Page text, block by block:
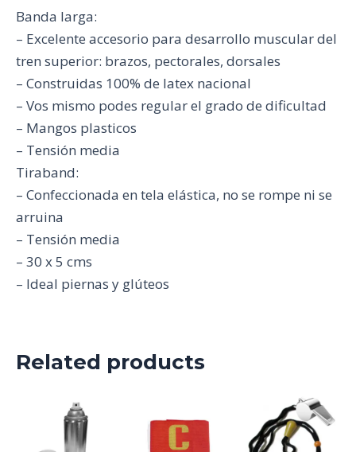
Banda larga:
– Excelente accesorio para desarrollo muscular del
tren superior: brazos, pectorales, dorsales
– Construidas 100% de latex nacional
– Vos mismo podes regular el grado de dificultad
– Mangos plasticos
– Tensión media
Tiraband:
– Confeccionada en tela elástica, no se rompe ni se
arruina
– Tensión media
– 30 x 5 cms
– Ideal piernas y glúteos
Related products